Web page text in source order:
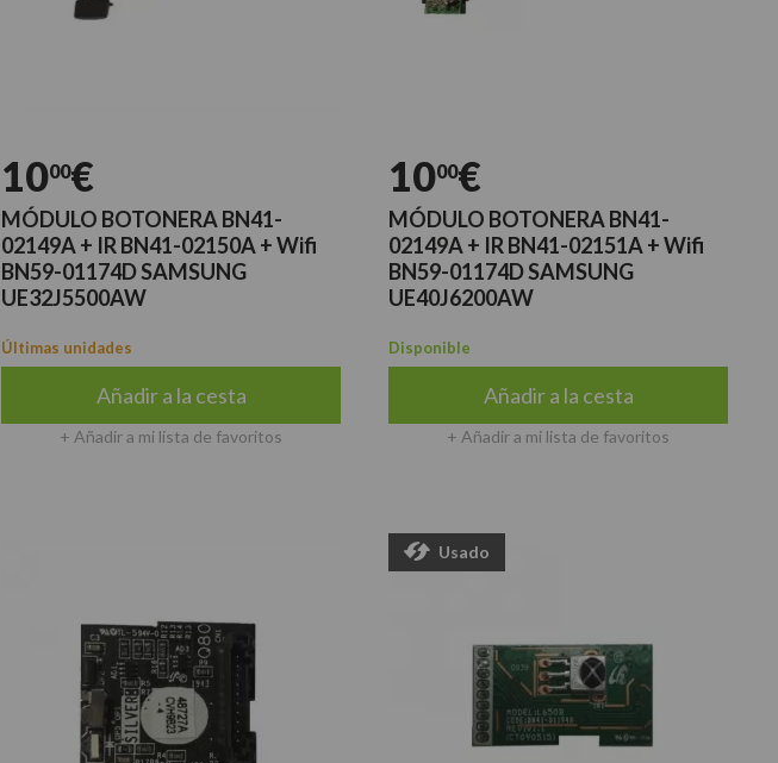
1000€
MÓDULO BOTONERA BN41-
02149A + IR BN41-02150A + Wifi
BN59-01174D SAMSUNG
UE32J5500AW
Últimas unidades
Añadir a la cesta
+ Añadir a mi lista de favoritos
1000€
MÓDULO BOTONERA BN41-
02149A + IR BN41-02151A + Wifi
BN59-01174D SAMSUNG
UE40J6200AW
Disponible
Añadir a la cesta
+ Añadir a mi lista de favoritos
Usado